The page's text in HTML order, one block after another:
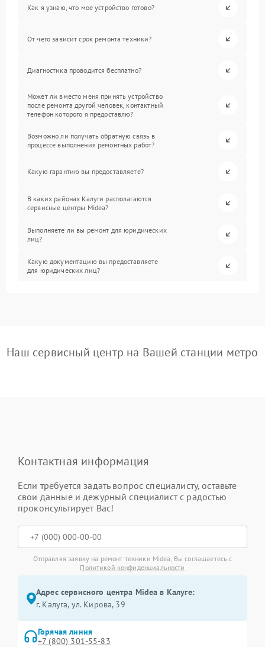
Как я узнаю, что мое устройство готово?
От чего зависит срок ремонта техники?
Диагностика проводится бесплатно?
Может ли вместо меня принять устройство
после ремонта другой человек, контактный
телефон которого я предоставлю?
Возможно ли получать обратную связь в
процессе выполнения ремонтных работ?
Какую гарантию вы предоставляете?
В каких районах Калуги располагаются
сервисные центры Midea?
Выполняете ли вы ремонт для юридических
лиц?
Какую документацию вы предоставляете
для юридических лиц?
Наш сервисный центр на Вашей станции метро
Контактная информация
Если требуется задать вопрос специалисту, оставьте
свои данные и дежурный специалист с радостью
проконсультирует Вас!
Отправляя заявку на ремонт техники Midea, Вы соглашаетесь с
Политикой конфиденциальности
Адрес сервисного центра Midea в Калуге:
г. Калуга, ул. Кирова, 39
Горячая линия
+7 (800) 301-55-83